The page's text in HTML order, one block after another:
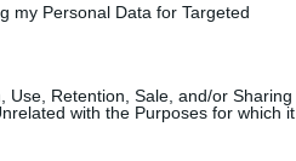
my Personal Data for Targeted
Use, Retention, Sale, and/or Sharing
with the Purposes for which it